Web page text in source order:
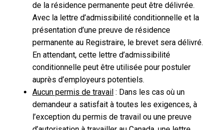
de la résidence permanente peut être délivrée.
Avec la lettre d’admissibilité conditionnelle et la
présentation d’une preuve de résidence
permanente au Registraire, le brevet sera délivré.
En attendant, cette lettre d’admissibilité
conditionnelle peut être utilisée pour postuler
auprès d’employeurs potentiels.
Aucun permis de travail : Dans les cas où un
demandeur a satisfait à toutes les exigences, à
l’exception du permis de travail ou une preuve